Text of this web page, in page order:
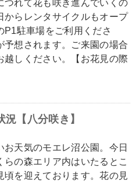
つれて花も咲き進んでいくの
からレンタサイクルもオープ
P1駐車場をご利用くださ
予想されます。ご来園の場合
越しください。【お花見の際
【八分咲き】
天気のモエレ沼公園。今日
の森エリア内はいたるとこ
頃を迎えております。花の見